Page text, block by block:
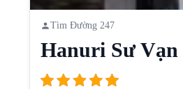
Tìm Đường 247
Hanuri Sư